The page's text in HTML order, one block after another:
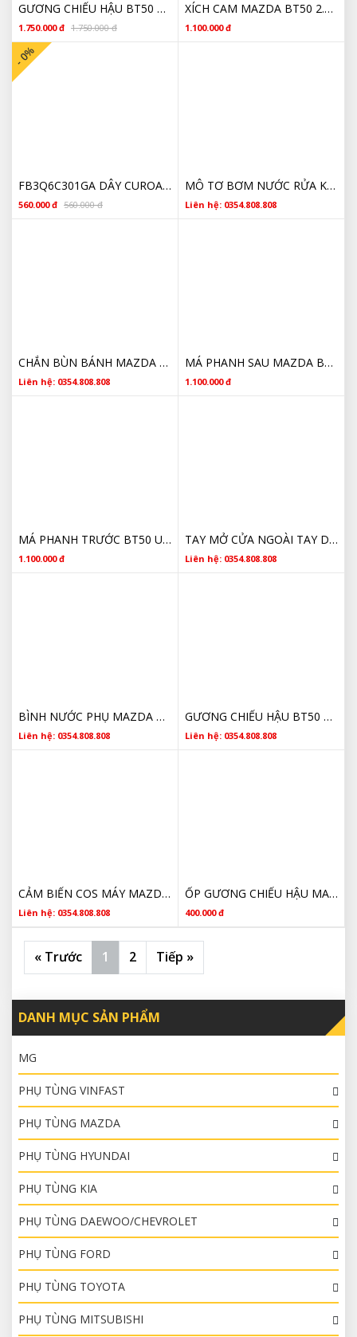
GƯƠNG CHIẾU HẬU BT50 CÓ MẠ ĐÈN XIN NHAN GIÁ RẺ
1.750.000 đ 1.750.000 đ
XÍCH CAM MAZDA BT50 2.2 BK3Z6268B CHÍNH HÃNG GIÁ RẺ
1.100.000 đ
FB3Q6C301GA DÂY CUROA TỔNG BT50 FORD RANGER 2.2 2016 -2020 CHÍNH HÃNG
560.000 đ 560.000 đ
- 0%
MÔ TƠ BƠM NƯỚC RỬA KÍNH RANGER BT50 2012 -2022 CHÍNH HÃNG
Liên hệ: 0354.808.808
CHẮN BÙN BÁNH MAZDA BT50 1D0251870A CHÍNH HÃNG
Liên hệ: 0354.808.808
MÁ PHANH SAU MAZDA BT50 2001 2020 UCYR2638Z CHÍNH HÃNG
1.100.000 đ
MÁ PHANH TRƯỚC BT50 UCYE3323Z CHÍNH HÃNG
1.100.000 đ
TAY MỞ CỬA NGOÀI TAY DÀI BT50 GIÁ TỐT
Liên hệ: 0354.808.808
BÌNH NƯỚC PHỤ MAZDA BT50 8V218K218AB 2013 2014 2015 2016 2017 2018
Liên hệ: 0354.808.808
GƯƠNG CHIẾU HẬU BT50 CÓ XIN NHAN GIÁ TỐT
Liên hệ: 0354.808.808
CẢM BIẾN COS MÁY MAZDA BT50 BK216C315BA 201 - 2022 GIÁ TỐT
Liên hệ: 0354.808.808
ỐP GƯƠNG CHIẾU HẬU MAZDA BT50 2014 EB3B17682CBA GIÁ TỐT
400.000 đ
« Trước 1 2 Tiếp »
DANH MỤC SẢN PHẨM
MG
PHỤ TÙNG VINFAST
PHỤ TÙNG MAZDA
PHỤ TÙNG HYUNDAI
PHỤ TÙNG KIA
PHỤ TÙNG DAEWOO/CHEVROLET
PHỤ TÙNG FORD
PHỤ TÙNG TOYOTA
PHỤ TÙNG MITSUBISHI